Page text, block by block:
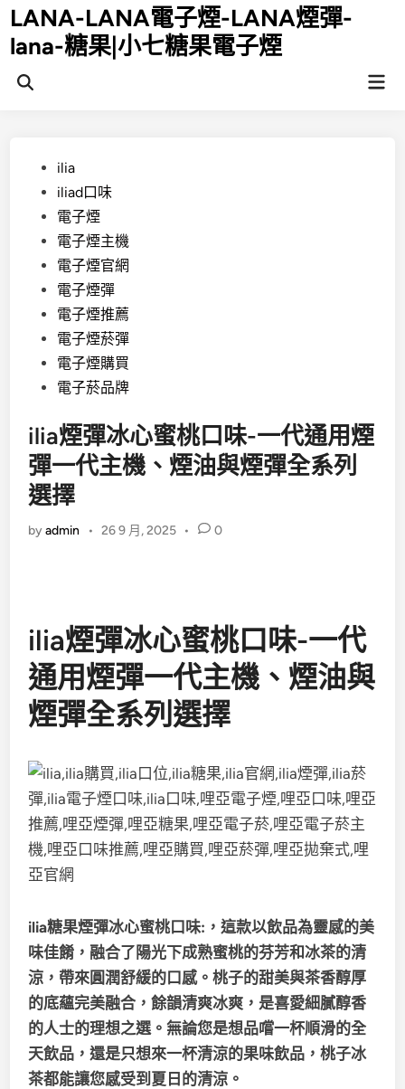
Skip
to
content
LANA-LANA電子煙-LANA煙彈-
lana-糖果|小七糖果電子煙
Open
Posted
ilia
iliad口味
電子煙
電子煙主機
電子煙官網
電子煙彈
電子煙推薦
電子煙菸彈
電子煙購買
電子菸品牌
ilia煙彈冰心蜜桃口味-一代通用煙
彈一代主機、煙油與煙彈全系列
選擇
byadmin • 26 9 月, 2025 • 0
ilia煙彈冰心蜜桃口味-一代
通用煙彈一代主機、煙油與
煙彈全系列選擇
ilia糖果煙彈冰心蜜桃口味:，這款以飲品為靈感的美
味佳餚，融合了陽光下成熟蜜桃的芬芳和冰茶的清
涼，帶來圓潤舒緩的口感。桃子的甜美與茶香醇厚
的底蘊完美融合，餘韻清爽冰爽，是喜愛細膩醇香
的人士的理想之選。無論您是想品嚐一杯順滑的全
天飲品，還是只想來一杯清涼的果味飲品，桃子冰
茶都能讓您感受到夏日的清涼。